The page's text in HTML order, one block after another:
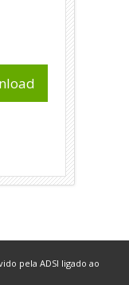
pela ADSI ligado ao